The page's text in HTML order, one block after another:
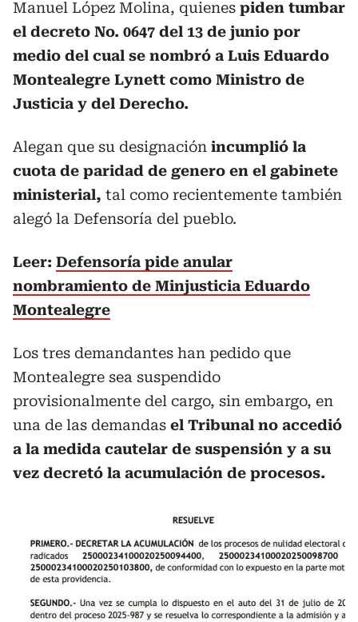
Manuel López Molina, quienes piden tumbar
el decreto No. 0647 del 13 de junio por
medio del cual se nombró a Luis Eduardo
Montealegre Lynett como Ministro de
Justicia y del Derecho.
Alegan que su designación incumplió la
cuota de paridad de genero en el gabinete
ministerial, tal como recientemente también
alegó la Defensoría del pueblo.
Leer: Defensoría pide anular
nombramiento de Minjusticia Eduardo
Montealegre
Los tres demandantes han pedido que
Montealegre sea suspendido
provisionalmente del cargo, sin embargo, en
una de las demandas el Tribunal no accedió
a la medida cautelar de suspensión y a su
vez decretó la acumulación de procesos.